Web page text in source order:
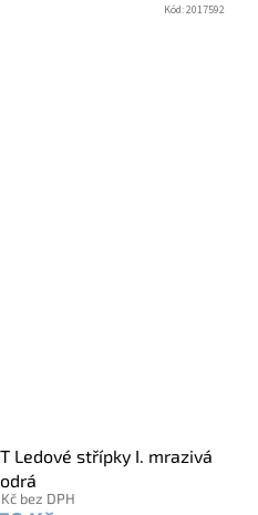
Ledové střípky I. mrazivá
bez DPH
Kód:2017592